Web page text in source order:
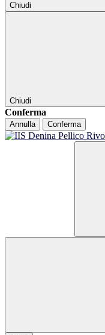
Chiudi
Chiudi
Conferma
Annulla Conferma